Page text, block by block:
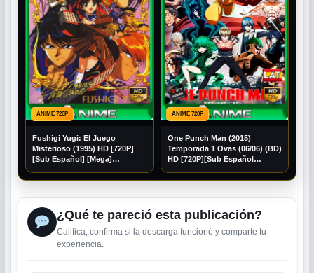
ANIME 720P
Fushigi Yugi: El Juego
Misterioso (1995) HD [720P]
[Sub Español] [Mega]
ANIME 720P
One Punch Man (2015)
Temporada 1 Ovas (06/06) (BD)
HD [720P][Sub Español
¿Qué te pareció esta publicación?
Califica, confirma si la descarga funcionó y comparte tu
experiencia.